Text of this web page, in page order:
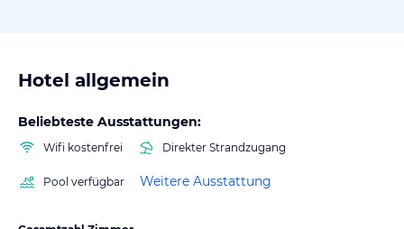
Hotel allgemein
Beliebteste Ausstattungen:
Wifi kostenfrei Direkter Strandzugang
Pool verfügbar Weitere Ausstattung